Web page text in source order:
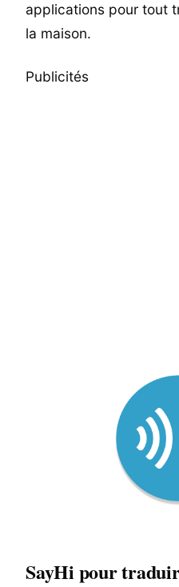
applications pour tout
la maison.
Publicités
SayHi pour